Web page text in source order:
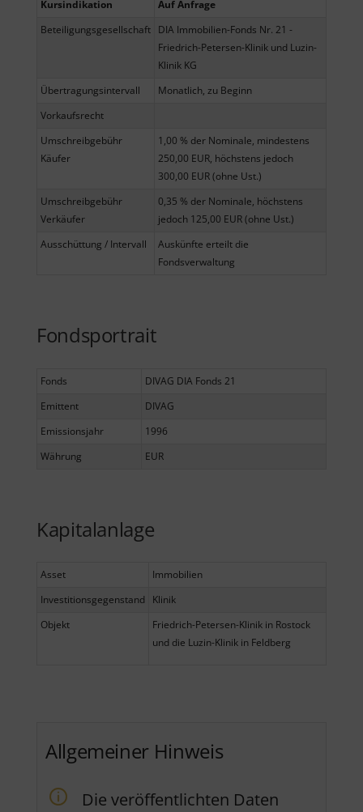
Kursindikation
Auf Anfrage
Beteiligungsgesellschaft DIA Immobilien-Fonds Nr. 21 -
Friedrich-Petersen-Klinik und Luzin-
Klinik KG
Übertragungsintervall
Monatlich, zu Beginn
Vorkaufsrecht
Umschreibgebühr
Käufer
1,00 % der Nominale, mindestens
250,00 EUR, höchstens jedoch
300,00 EUR (ohne Ust.)
Umschreibgebühr
Verkäufer
0,35 % der Nominale, höchstens
jedoch 125,00 EUR (ohne Ust.)
Ausschüttung / Intervall
Auskünfte erteilt die
Fondsverwaltung
Fondsportrait
Fonds
DIVAG DIA Fonds 21
Emittent
DIVAG
Emissionsjahr
1996
Währung
EUR
Kapitalanlage
Asset
Immobilien
Investitionsgegenstand
Klinik
Objekt
Friedrich-Petersen-Klinik in Rostock
und die Luzin-Klinik in Feldberg
Allgemeiner Hinweis
Die veröffentlichten Daten